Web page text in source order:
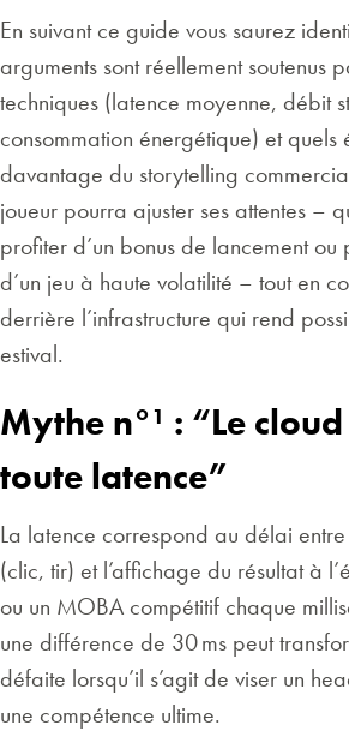
En suivant ce guide vous saurez
arguments sont réellement soutenus
techniques (latence moyenne, débit
consommation énergétique) et quels
davantage du storytelling
joueur pourra ajuster ses attentes –
profiter d’un bonus de lancement
d’un jeu à haute volatilité – tout en
derrière l’infrastructure qui rend
estival.
Mythe n°¹ : “Le
toute latence”
La latence correspond au délai entre
(clic, tir) et l’affichage du résultat à
ou un MOBA compétitif chaque
une différence de 30 ms peut
défaite lorsqu’il s’agit de viser un
une compétence ultime.